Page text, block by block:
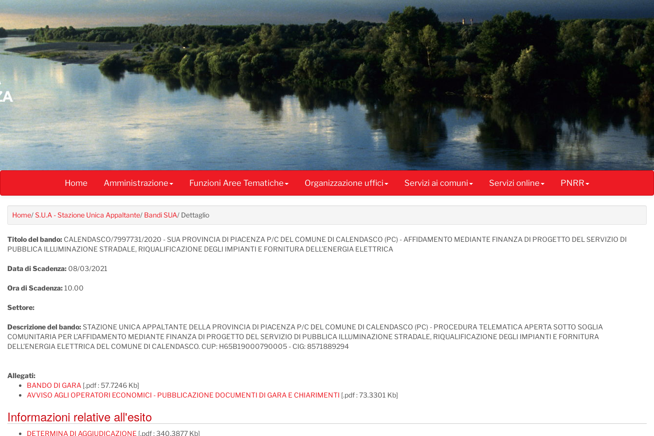
al
contenuto
principale
Home Amministrazione Funzioni Aree Tematiche Organizzazione uffici Servizi ai comuni Servizi online PNRR
Home/S.U.A - Stazione Unica Appaltante/ Bandi SUA/ Dettaglio
Titolo del bando: CALENDASCO/7997731/2020 - SUA PROVINCIA DI PIACENZA P/C DEL COMUNE DI CALENDASCO (PC) - AFFIDAMENTO MEDIANTE FINANZA DI PROGETTO DEL SERVIZIO DI
PUBBLICA ILLUMINAZIONE STRADALE, RIQUALIFICAZIONE DEGLI IMPIANTI E FORNITURA DELL’ENERGIA ELETTRICA
Data di Scadenza: 08/03/2021
Ora di Scadenza:10.00
Settore:
Descrizione del bando:STAZIONE UNICA APPALTANTE DELLA PROVINCIA DI PIACENZA P/C DEL COMUNE DI CALENDASCO (PC) - PROCEDURA TELEMATICA APERTA SOTTO SOGLIA
COMUNITARIA PER L’AFFIDAMENTO MEDIANTE FINANZA DI PROGETTO DEL SERVIZIO DI PUBBLICA ILLUMINAZIONE STRADALE, RIQUALIFICAZIONE DEGLI IMPIANTI E FORNITURA
DELL’ENERGIA ELETTRICA DEL COMUNE DI CALENDASCO. CUP: H65B19000790005 - CIG: 8571889294
Allegati:
BANDO DI GARA [.pdf : 57.7246 Kb]
AVVISO AGLI OPERATORI ECONOMICI - PUBBLICAZIONE DOCUMENTI DI GARA E CHIARIMENTI [.pdf : 73.3301 Kb]
Informazioni relative all'esito
DETERMINA DI AGGIUDICAZIONE [.pdf : 340.3877 Kb]